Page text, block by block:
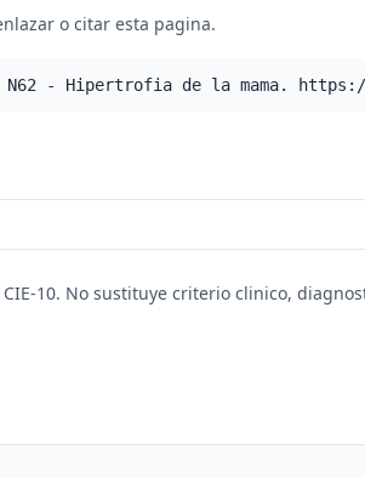
o citar esta pagina.
N62 - Hipertrofia de la mama.
10. No sustituye criterio clinico,